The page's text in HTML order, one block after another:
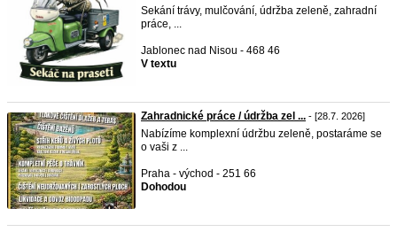
Sekání trávy, mulčování, údržba zeleně, zahradní
práce, ...
Jablonec nad Nisou - 468 46
V textu
Zahradnické práce / údržba zel ... - [28.7. 2026]
Nabízíme komplexní údržbu zeleně, postaráme se
o vaši z ...
Praha - východ - 251 66
Dohodou